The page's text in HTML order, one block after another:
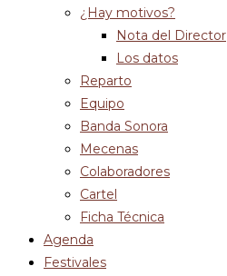
¿Hay motivos?
Nota del Director
Los datos
Reparto
Equipo
Banda Sonora
Mecenas
Colaboradores
Cartel
Ficha Técnica
Agenda
Festivales